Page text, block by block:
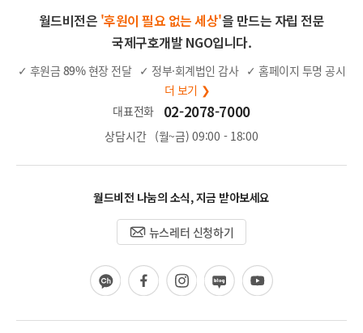
월드비전은 '후원이 필요 없는 세상'을 만드는 자립 전문
국제구호개발 NGO입니다.
✓ 후원금 89%현장 전달 ✓ 정부·회계법인 감사 ✓ 홈페이지 투명 공시
더 보기 ❯
대표전화
02-2078-7000
상담시간 (월~금) 09:00 - 18:00
월드비전 나눔의 소식, 지금 받아보세요
뉴스레터 신청하기
카
카
채
페
이
북
인
스
그
블
로
유
튜